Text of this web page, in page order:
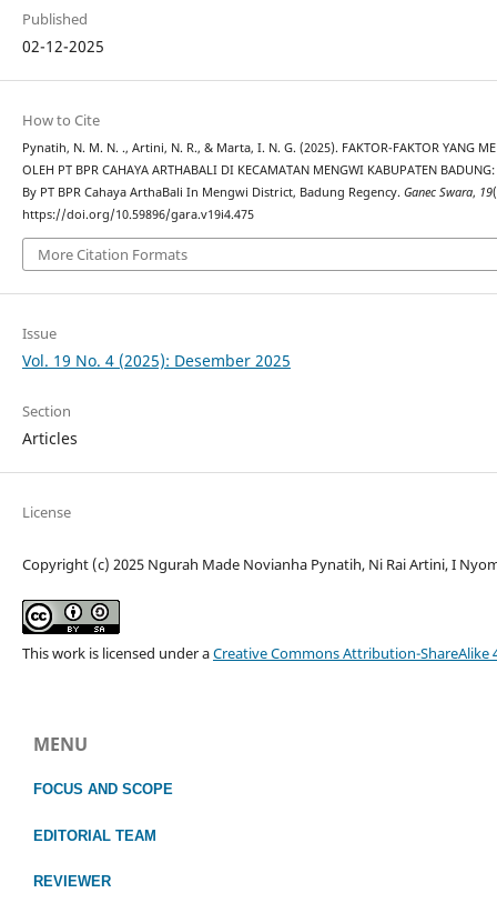
Published
02-12-2025
How to Cite
Pynatih, N. M. N. ., Artini, N. R., & Marta, I. N. G. (2025). FAKTOR-FAKTOR YANG
OLEH PT BPR CAHAYA ARTHABALI DI KECAMATAN MENGWI KABUPATEN
By PT BPR Cahaya ArthaBali In Mengwi District, Badung Regency. Ganec Swara, 19
https://doi.org/10.59896/gara.v19i4.475
More Citation Formats
Issue
Vol. 19 No. 4 (2025): Desember 2025
Section
Articles
License
Copyright (c) 2025 Ngurah Made Novianha Pynatih, Ni Rai Artini, I
This work is licensed under aCreative Commons Attribution-ShareAlike
MENU
FOCUS AND SCOPE
EDITORIAL TEAM
REVIEWER